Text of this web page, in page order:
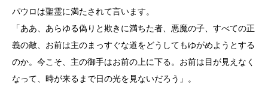
パウロは聖霊に満たされて言います。
「ああ、あらゆる偽りと欺きに満ちた者、悪魔の子、すべての正
義の敵、お前は主のまっすぐな道をどうしてもゆがめようとする
のか。今こそ、主の御手はお前の上に下る。お前は目が見えなく
なって、時が来るまで日の光を見ないだろう」。